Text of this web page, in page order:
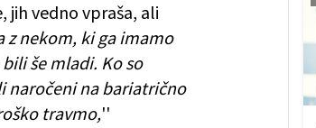
vedno vpraša, ali
z nekom, ki ga imamo
še mladi. Ko so
naročeni na bariatrično
travmo,''